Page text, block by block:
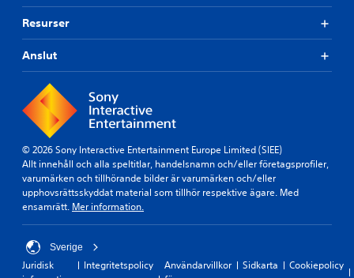
Resurser
Anslut
© 2026 Sony Interactive Entertainment Europe Limited (SIEE)
Allt innehåll och alla speltitlar, handelsnamn och/eller företagsprofiler,
varumärken och tillhörande bilder är varumärken och/eller
upphovsrättsskyddat material som tillhör respektive ägare. Med
ensamrätt. Mer information.
Sverige
Juridisk
Integritetspolicy
Användarvillkor
Sidkarta Cookiepolicy